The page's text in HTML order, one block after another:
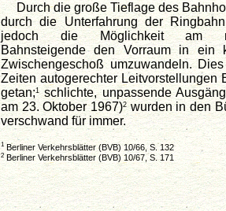
Durch die große Tieflage des
durch die Unterfahrung der
jedoch die Möglichkeit am
Bahnsteigende den Vorraum in ein
Zwischengeschoß umzuwandeln.
Zeiten autogerechter Leitvorstellungen
getan;1schlichte, unpassende
am 23. Oktober 1967)2wurden in den
verschwand für immer.
1Berliner Verkehrsblätter (BVB) 10/66, S. 132
2Berliner Verkehrsblätter (BVB) 10/67, S. 171